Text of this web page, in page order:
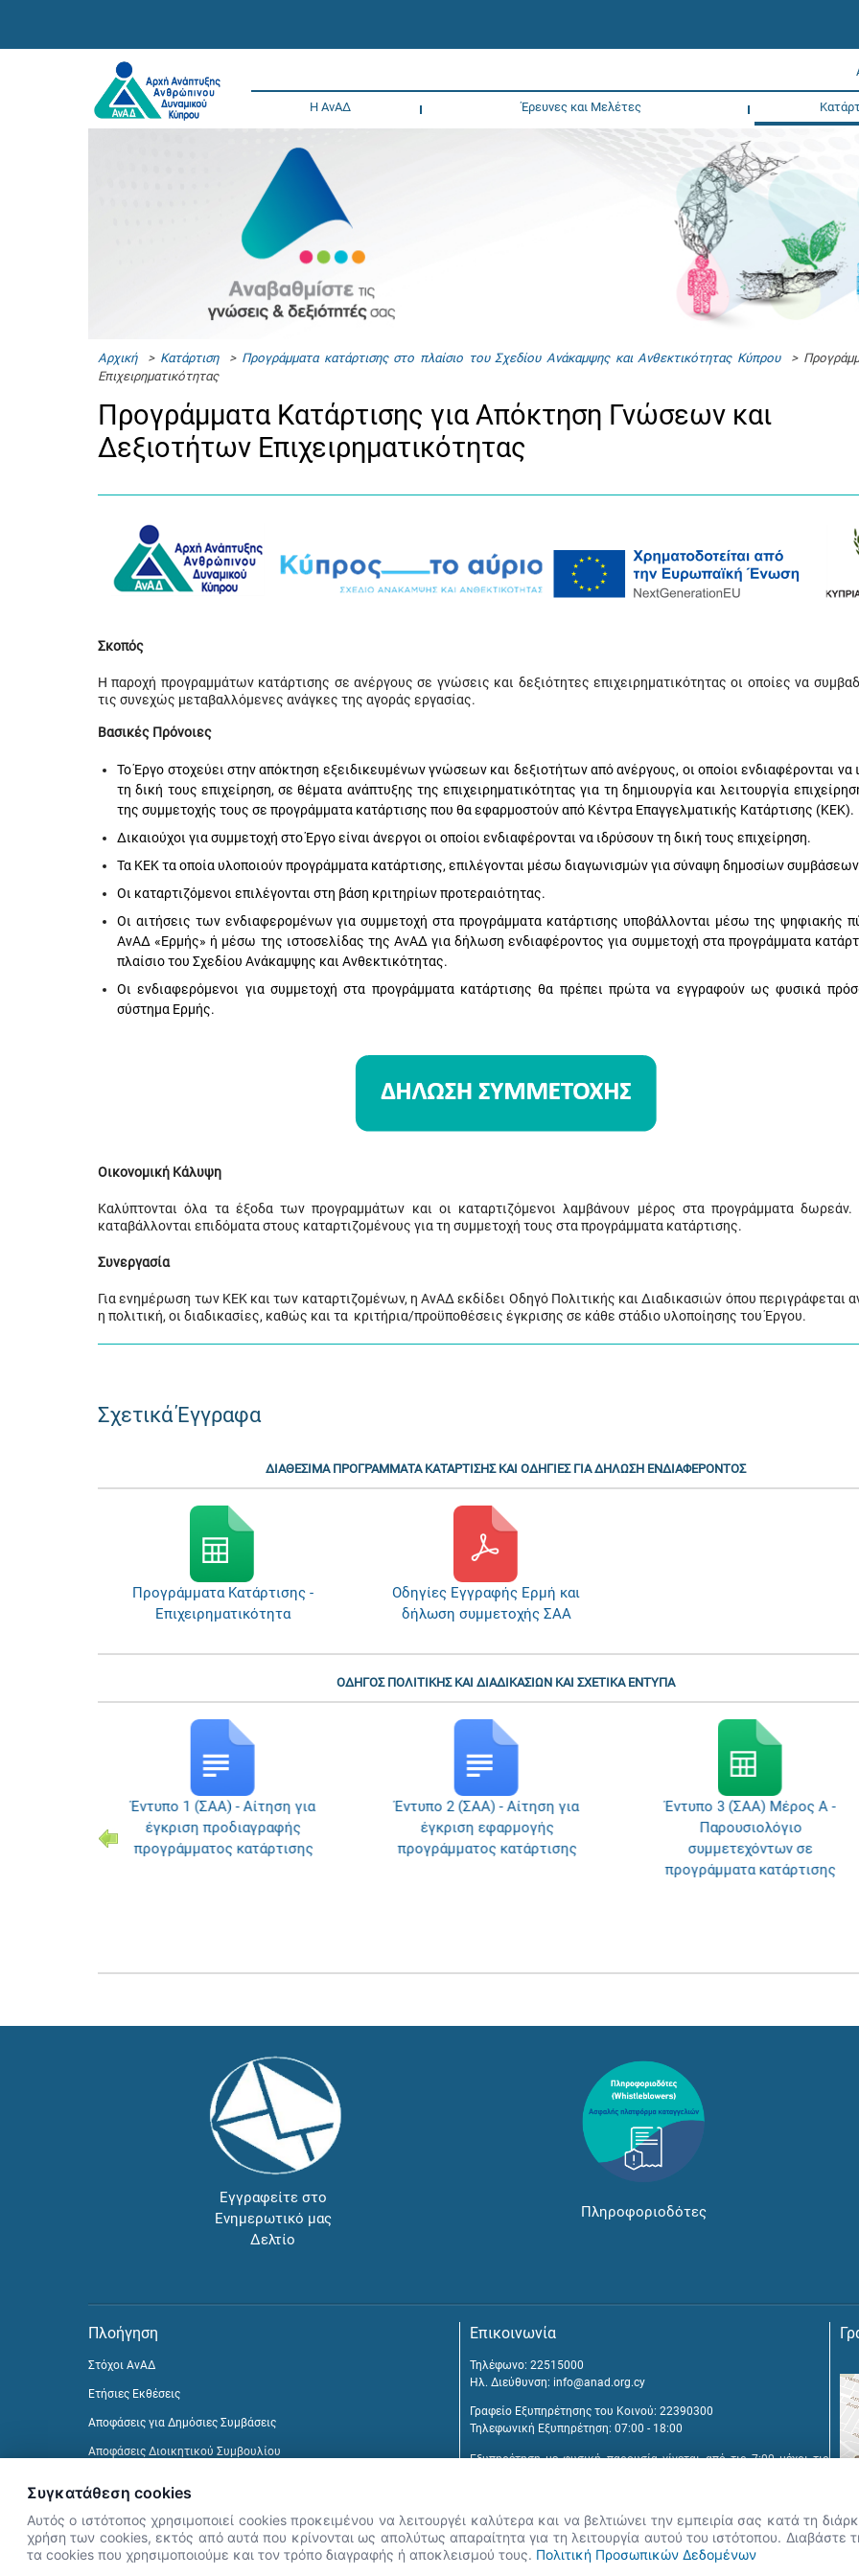
Η ΑνΑΔ Έρευνες και Μελέτες
Αρχική> Κατάρτιση> Προγράμματα κατάρτισης στο πλαίσιο του Σχεδίου Ανάκαμψης και Ανθεκτικότητας Κύπρου>
Επιχειρηματικότητας
Προγράμματα Κατάρτισης για Απόκτηση Γνώσεων και
Δεξιοτήτων Επιχειρηματικότητας
Σκοπός
Η παροχή προγραμμάτων κατάρτισης σε ανέργους σε γνώσεις και δεξιότητες επιχειρηματικότητας οι οποίες να
τις συνεχώς μεταβαλλόμενες ανάγκες της αγοράς εργασίας.
Βασικές Πρόνοιες
Το Έργο στοχεύει στην απόκτηση εξειδικευμένων γνώσεων και δεξιοτήτων από ανέργους, οι οποίοι ενδιαφέρονται να
τη δική τους επιχείρηση, σε θέματα ανάπτυξης της επιχειρηματικότητας για τη δημιουργία και λειτουργία
της συμμετοχής τους σε προγράμματα κατάρτισης που θα εφαρμοστούν από Κέντρα Επαγγελματικής Κατάρτισης (ΚΕΚ).
Δικαιούχοι για συμμετοχή στο Έργο είναι άνεργοι οι οποίοι ενδιαφέρονται να ιδρύσουν τη δική τους επιχείρηση.
Τα ΚΕΚ τα οποία υλοποιούν προγράμματα κατάρτισης, επιλέγονται μέσω διαγωνισμών για σύναψη δημοσίων
Οι καταρτιζόμενοι επιλέγονται στη βάση κριτηρίων προτεραιότητας.
Οι αιτήσεις των ενδιαφερομένων για συμμετοχή στα προγράμματα κατάρτισης υποβάλλονται μέσω της ψηφιακής
ΑνΑΔ «Ερμής» ή μέσω της ιστοσελίδας της ΑνΑΔ για δήλωση ενδιαφέροντος για συμμετοχή στα προγράμματα
πλαίσιο του Σχεδίου Ανάκαμψης και Ανθεκτικότητας.
Οι ενδιαφερόμενοι για συμμετοχή στα προγράμματα κατάρτισης θα πρέπει πρώτα να εγγραφούν ως φυσικά
σύστημα Ερμής.
Οικονομική Κάλυψη
Καλύπτονται όλα τα έξοδα των προγραμμάτων και οι καταρτιζόμενοι λαμβάνουν μέρος στα προγράμματα
καταβάλλονται επιδόματα στους καταρτιζομένους για τη συμμετοχή τους στα προγράμματα κατάρτισης.
Συνεργασία
Για ενημέρωση των ΚΕΚ και των καταρτιζομένων, η ΑνΑΔ εκδίδει Οδηγό Πολιτικής και Διαδικασιών όπου περιγράφεται
η πολιτική, οι διαδικασίες, καθώς και τα κριτήρια/προϋποθέσεις έγκρισης σε κάθε στάδιο υλοποίησης του Έργου.
Σχετικά Έγγραφα
ΔΙΑΘΕΣΙΜΑ ΠΡΟΓΡΑΜΜΑΤΑ ΚΑΤΑΡΤΙΣΗΣ ΚΑΙ ΟΔΗΓΙΕΣ ΓΙΑ ΔΗΛΩΣΗ ΕΝΔΙΑΦΕΡΟΝΤΟΣ
Προγράμματα Κατάρτισης -
Επιχειρηματικότητα
Οδηγίες Εγγραφής Ερμή και
δήλωση συμμετοχής ΣΑΑ
ΟΔΗΓΟΣ ΠΟΛΙΤΙΚΗΣ ΚΑΙ ΔΙΑΔΙΚΑΣΙΩΝ ΚΑΙ ΣΧΕΤΙΚΑ ΕΝΤΥΠΑ
Έντυπο 1 (ΣΑΑ) - Αίτηση για
έγκριση προδιαγραφής
προγράμματος κατάρτισης
Έντυπο 2 (ΣΑΑ) - Αίτηση για
έγκριση εφαρμογής
προγράμματος κατάρτισης
Έντυπο 3 (ΣΑΑ) Μέρος Α -
Παρουσιολόγιο
συμμετεχόντων σε
προγράμματα κατάρτισης
Εγγραφείτε στο
Ενημερωτικό μας
Δελτίο
Πληροφοριοδότες
Πλοήγηση
Στόχοι ΑνΑΔ
Ετήσιες Εκθέσεις
Αποφάσεις για Δημόσιες Συμβάσεις
Αποφάσεις Διοικητικού Συμβουλίου
Επικοινωνία
Τηλέφωνο: 22515000
Ηλ. Διεύθυνση: info@anad.org.cy
Γραφείο Εξυπηρέτησης του Κοινού: 22390300
Τηλεφωνική Εξυπηρέτηση: 07:00 - 18:00
Εξυπηρέτηση με φυσική παρουσία γίνεται από τις 7:00 μέχρι τις
Τ.Θ. 25431, 1392 Λευκωσία, Κύπρος
Συγκατάθεση cookies
Αυτός ο ιστότοπος χρησιμοποιεί cookies προκειμένου να λειτουργέι καλύτερα και να βελτιώνει την εμπειρία σας κατά τη
χρήση των cookies, εκτός από αυτά που κρίνονται ως απολύτως απαραίτητα για τη λειτουργία αυτού του ιστότοπου. Διαβάστε
τα cookies που χρησιμοποιούμε και τον τρόπο διαγραφής ή αποκλεισμού τους. Πολιτική Προσωπικών Δεδομένων